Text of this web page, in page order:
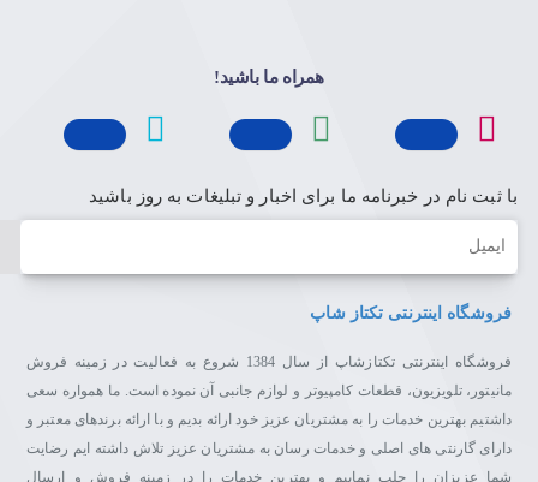
همراه ما باشید!
با ثبت نام در خبرنامه ما برای اخبار و تبلیغات به روز باشید
ایمیل
فروشگاه اینترنتی تکتاز شاپ
فروشگاه اینترنتی تکتازشاپ از سال 1384 شروع به فعالیت در زمینه فروش
مانیتور، تلویزیون، قطعات کامپیوتر و لوازم جانبی آن نموده است. ما همواره سعی
داشتیم بهترین خدمات را به مشتریان عزیز خود ارائه بدیم و با ارائه برندهای معتبر و
دارای گارنتی های اصلی و خدمات رسان به مشتریان عزیز تلاش داشته ایم رضایت
شما عزیزان را جلب نماییم و بهترین خدمات را در زمینه فروش و ارسال